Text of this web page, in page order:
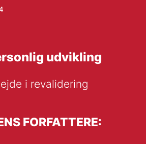
udvikling
i revalidering
FORFATTERE: